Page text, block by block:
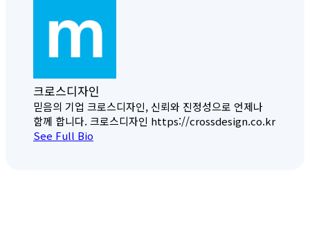
크로스디자인
믿음의 기업 크로스디자인, 신뢰와 진정성으로 언제나
함께 합니다. 크로스디자인 https://crossdesign.co.kr
See Full Bio